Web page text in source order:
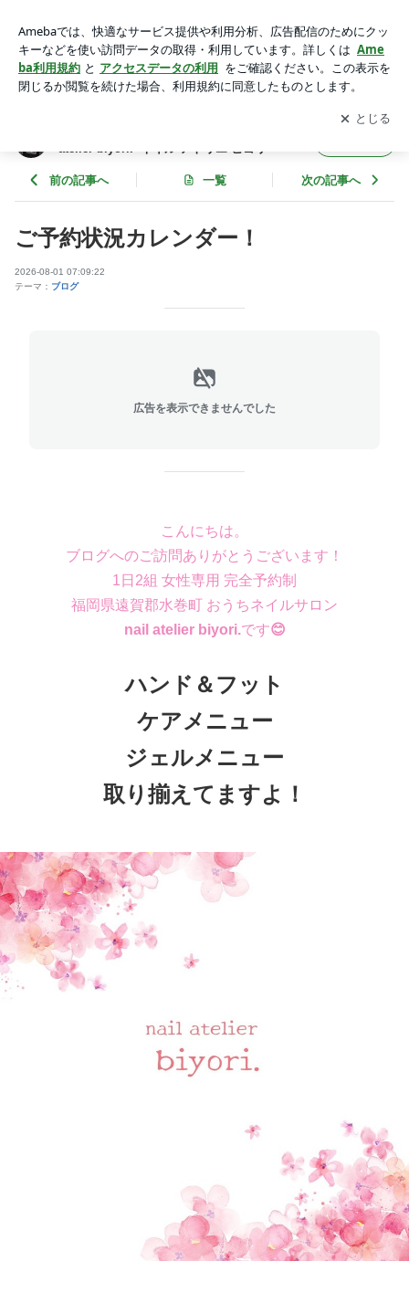
ロン nail atelier biyori.~ネイル アトリエ ビヨリ~
アプリをダウンロードして ブログの更新通知
を受け取りまし
ょう。
開く
atelier biyori.~ネイル アトリエ ビヨリ~
前の記事へ 一覧 次の記事へ
ご予約状況カレンダー！
2026-08-01 07:09:22
テーマ： ブログ
広告を表示できませんでした
こんにちは。
ブログへのご訪問ありがとうございます！
1日2組 女性専用 完全予約制
福岡県遠賀郡水巻町 おうちネイルサロン
nail atelier biyori.です😊
ハンド＆フット
ケアメニュー
ジェルメニュー
取り揃えてますよ！